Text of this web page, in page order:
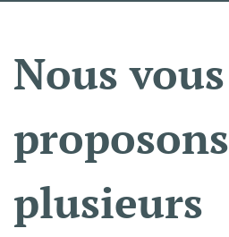
Nous vous
proposons
plusieurs